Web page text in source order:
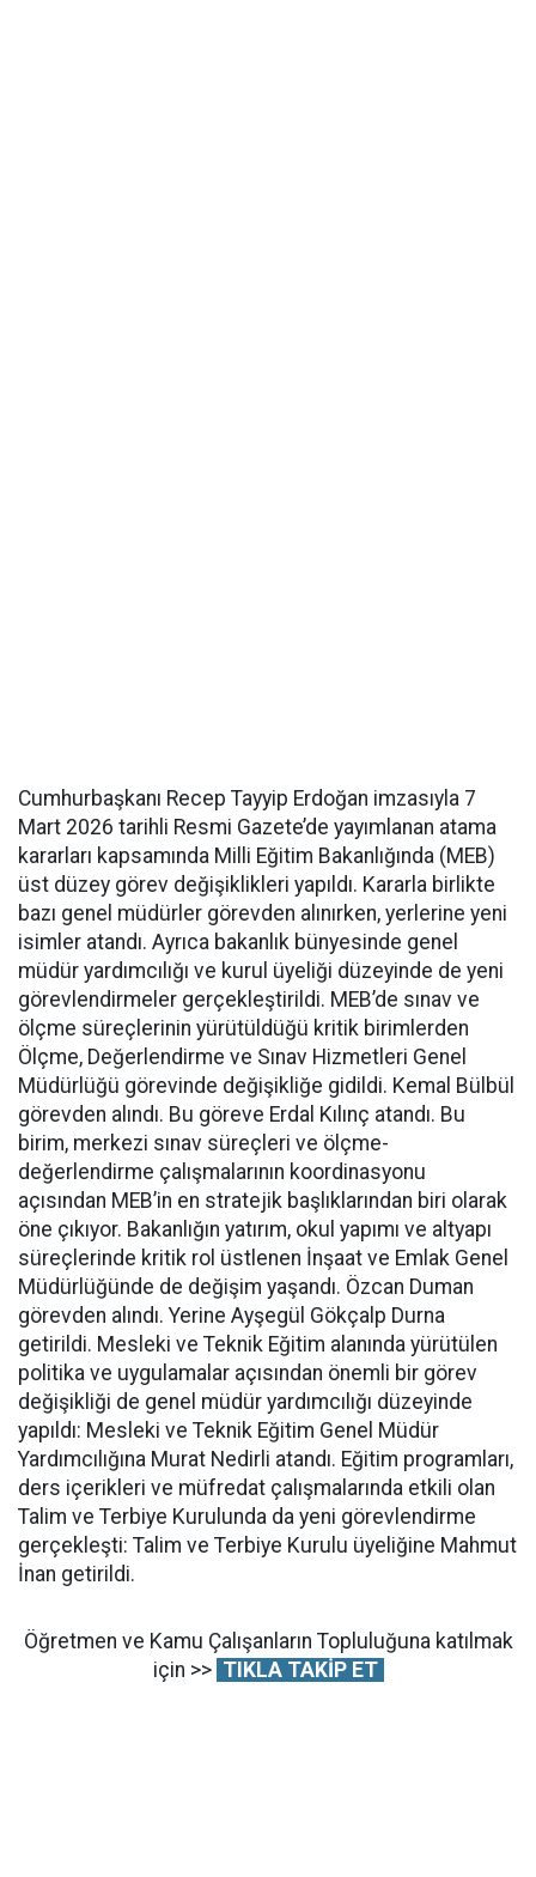
Cumhurbaşkanı Recep Tayyip Erdoğan imzasıyla 7
Mart 2026 tarihli Resmi Gazete’de yayımlanan atama
kararları kapsamında Milli Eğitim Bakanlığında (MEB)
üst düzey görev değişiklikleri yapıldı. Kararla birlikte
bazı genel müdürler görevden alınırken, yerlerine yeni
isimler atandı. Ayrıca bakanlık bünyesinde genel
müdür yardımcılığı ve kurul üyeliği düzeyinde de yeni
görevlendirmeler gerçekleştirildi. MEB’de sınav ve
ölçme süreçlerinin yürütüldüğü kritik birimlerden
Ölçme, Değerlendirme ve Sınav Hizmetleri Genel
Müdürlüğü görevinde değişikliğe gidildi. Kemal Bülbül
görevden alındı. Bu göreve Erdal Kılınç atandı. Bu
birim, merkezi sınav süreçleri ve ölçme-
değerlendirme çalışmalarının koordinasyonu
açısından MEB’in en stratejik başlıklarından biri olarak
öne çıkıyor. Bakanlığın yatırım, okul yapımı ve altyapı
süreçlerinde kritik rol üstlenen İnşaat ve Emlak Genel
Müdürlüğünde de değişim yaşandı. Özcan Duman
görevden alındı. Yerine Ayşegül Gökçalp Durna
getirildi. Mesleki ve Teknik Eğitim alanında yürütülen
politika ve uygulamalar açısından önemli bir görev
değişikliği de genel müdür yardımcılığı düzeyinde
yapıldı: Mesleki ve Teknik Eğitim Genel Müdür
Yardımcılığına Murat Nedirli atandı. Eğitim programları,
ders içerikleri ve müfredat çalışmalarında etkili olan
Talim ve Terbiye Kurulunda da yeni görevlendirme
gerçekleşti: Talim ve Terbiye Kurulu üyeliğine Mahmut
İnan getirildi.
Öğretmen ve Kamu Çalışanların Topluluğuna katılmak
için >> TIKLA TAKİP ET